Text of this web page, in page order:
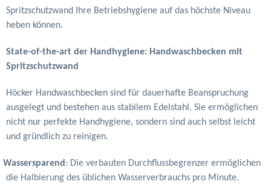
Spritzschutzwand Ihre Betriebshygiene auf das höchste Niveau
heben können.
State-of-the-art der Handhygiene: Handwaschbecken mit
Spritzschutzwand
Höcker Handwaschbecken sind für dauerhafte Beanspruchung
ausgelegt und bestehen aus stabilem Edelstahl. Sie ermöglichen
nicht nur perfekte Handhygiene, sondern sind auch selbst leicht
und gründlich zu reinigen.
Wassersparend : Die verbauten Durchflussbegrenzer ermöglichen
die Halbierung des üblichen Wasserverbrauchs pro Minute.